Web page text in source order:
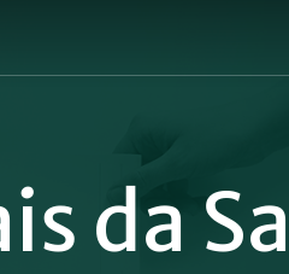
da